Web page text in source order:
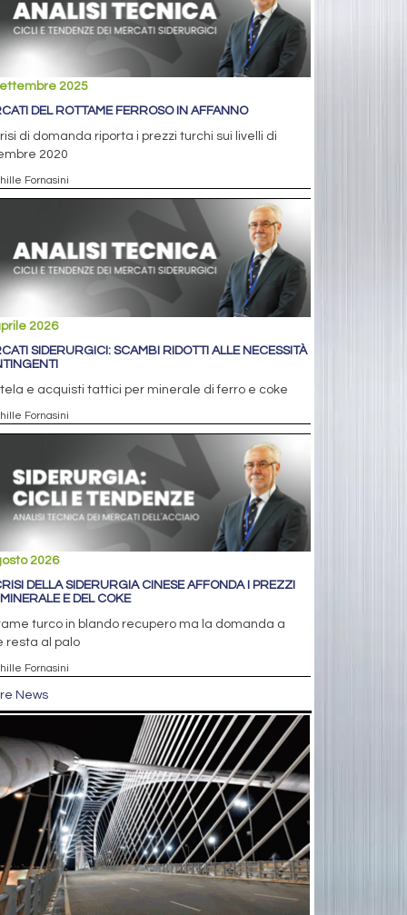
2025
DEL ROTTAME FERROSO IN AFFANNO
di domanda riporta i prezzi turchi sui livelli di
2020
Fornasini
2026
SIDERURGICI: SCAMBI RIDOTTI ALLE NECESSITÀ
e acquisti tattici per minerale di ferro e coke
Fornasini
2026
DELLA SIDERURGIA CINESE AFFONDA I PREZZI
E DEL COKE
turco in blando recupero ma la domanda a
resta al palo
Fornasini
News